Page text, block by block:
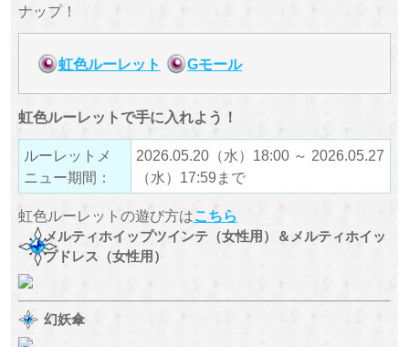
ナップ！
虹色ルーレット Gモール
虹色ルーレットで手に入れよう！
ルーレットメ
ニュー期間：
2026.05.20（水）18:00 ～ 2026.05.27
（水）17:59まで
虹色ルーレットの遊び方はこちら
メルティホイップツインテ（女性用）＆メルティホイッ
プドレス（女性用）
幻妖傘